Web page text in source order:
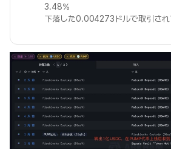
3.48%
下落した0.004273ドルで取引され